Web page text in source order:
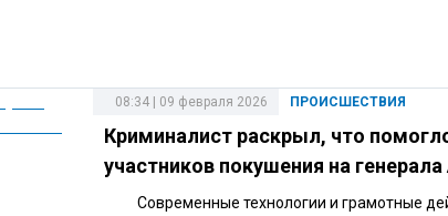
ПРОИСШЕСТВИЯ
08:34 | 09 февраля 2026
Криминалист раскрыл, что
участников покушения на
Современные технологии и грамотные